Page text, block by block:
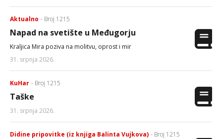
Aktualno - Broj 1215
Napad na svetište u Međugorju
Kraljica Mira poziva na molitvu, oprost i mir
31. srpnja 2026.
KuHar - Broj 1215
Taške
31. srpnja 2026.
Didine pripovitke (iz knjiga Balinta Vujkova) - Broj 1215